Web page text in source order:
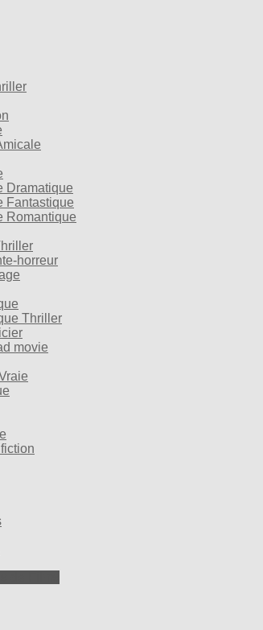
Dramatique
Fantastique
Romantique
horreur
Thriller
movie